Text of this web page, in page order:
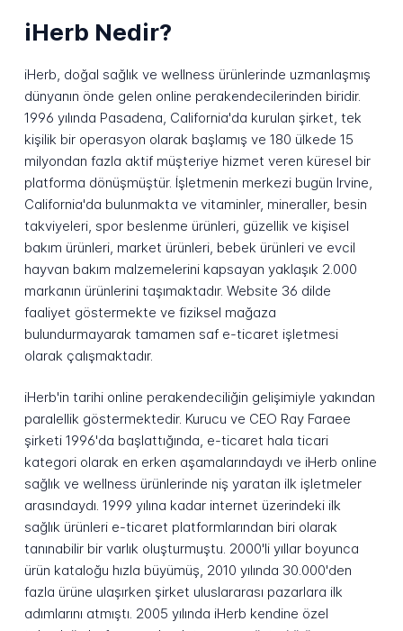
iHerb Nedir?
iHerb, doğal sağlık ve wellness ürünlerinde uzmanlaşmış
dünyanın önde gelen online perakendecilerinden biridir.
1996 yılında Pasadena, California'da kurulan şirket, tek
kişilik bir operasyon olarak başlamış ve 180 ülkede 15
milyondan fazla aktif müşteriye hizmet veren küresel bir
platforma dönüşmüştür. İşletmenin merkezi bugün Irvine,
California'da bulunmakta ve vitaminler, mineraller, besin
takviyeleri, spor beslenme ürünleri, güzellik ve kişisel
bakım ürünleri, market ürünleri, bebek ürünleri ve evcil
hayvan bakım malzemelerini kapsayan yaklaşık 2.000
markanın ürünlerini taşımaktadır. Website 36 dilde
faaliyet göstermekte ve fiziksel mağaza
bulundurmayarak tamamen saf e-ticaret işletmesi
olarak çalışmaktadır.
iHerb'in tarihi online perakendeciliğin gelişimiyle yakından
paralellik göstermektedir. Kurucu ve CEO Ray Faraee
şirketi 1996'da başlattığında, e-ticaret hala ticari
kategori olarak en erken aşamalarındaydı ve iHerb online
sağlık ve wellness ürünlerinde niş yaratan ilk işletmeler
arasındaydı. 1999 yılına kadar internet üzerindeki ilk
sağlık ürünleri e-ticaret platformlarından biri olarak
tanınabilir bir varlık oluşturmuştu. 2000'li yıllar boyunca
ürün kataloğu hızla büyümüş, 2010 yılında 30.000'den
fazla ürüne ulaşırken şirket uluslararası pazarlara ilk
adımlarını atmıştı. 2005 yılında iHerb kendine özel